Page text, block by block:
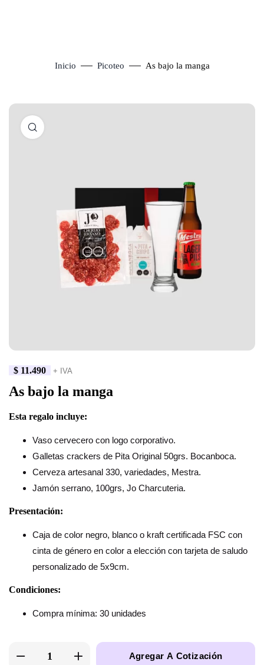
Inicio Picoteo As bajo la manga
$ 11.490 + IVA
As bajo la manga
Esta regalo incluye:
Vaso cervecero con logo corporativo.
Galletas crackers de Pita Original 50grs. Bocanboca.
Cerveza artesanal 330, variedades, Mestra.
Jamón serrano, 100grs, Jo Charcuteria.
Presentación:
Caja de color negro, blanco o kraft certificada FSC con
cinta de género en color a elección con tarjeta de saludo
personalizado de 5x9cm.
Condiciones:
Compra mínima: 30 unidades
Agregar A Cotización